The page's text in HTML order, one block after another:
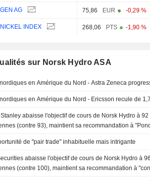
AG 75,86 EUR -0,29 %
INDEX 268,06 PTS -1,90 %
sur Norsk Hydro ASA
en Amérique du Nord - Astra Zeneca
en Amérique du Nord - Ericsson recule de
abaisse l'objectif de cours de Norsk Hydro à
(contre 93), maintient sa recommandation à
de "pair trade" inhabituelle mais intrigante
abaisse l'objectif de cours de Norsk Hydro à
(contre 100), maintient sa recommandation à